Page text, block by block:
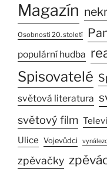
Magazín
Osobnosti 20. století
populární hudba
Spisovatelé
světová literatura
světový film
Ulice Vojevůdci
zpěvačky